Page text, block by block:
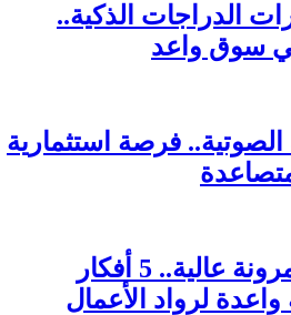
الدراجات الذكية..
سوق واعد
الصوتية.. فرصة استثمارية
بتكاليف أقل ومرونة عالية.. 5 أفكار
لرواد الأعمال